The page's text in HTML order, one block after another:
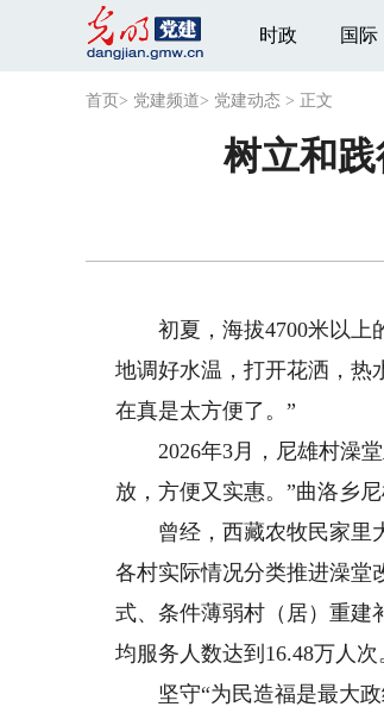
时政 国际
首页 > 党建频道> 党建动态 > 正文
树立和
初夏，海拔4700米以上的
地调好水温，打开花洒，热
在真是太方便了。”
2026年3月，尼雄村澡堂
放，方便又实惠。”曲洛乡
曾经，西藏农牧民家里大
各村实际情况分类推进澡堂
式、条件薄弱村（居）重建
均服务人数达到16.48万人次
坚守“为民造福是最大政